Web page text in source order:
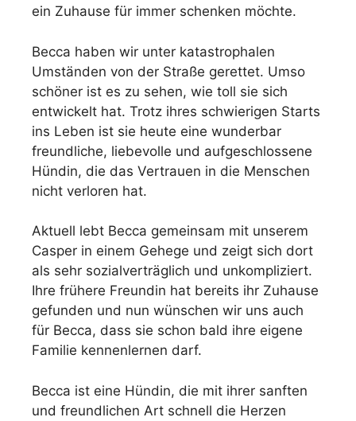
ein Zuhause für immer schenken möchte.
Becca haben wir unter katastrophalen
Umständen von der Straße gerettet. Umso
schöner ist es zu sehen, wie toll sie sich
entwickelt hat. Trotz ihres schwierigen Starts
ins Leben ist sie heute eine wunderbar
freundliche, liebevolle und aufgeschlossene
Hündin, die das Vertrauen in die Menschen
nicht verloren hat.
Aktuell lebt Becca gemeinsam mit unserem
Casper in einem Gehege und zeigt sich dort
als sehr sozialverträglich und unkompliziert.
Ihre frühere Freundin hat bereits ihr Zuhause
gefunden und nun wünschen wir uns auch
für Becca, dass sie schon bald ihre eigene
Familie kennenlernen darf.
Becca ist eine Hündin, die mit ihrer sanften
und freundlichen Art schnell die Herzen